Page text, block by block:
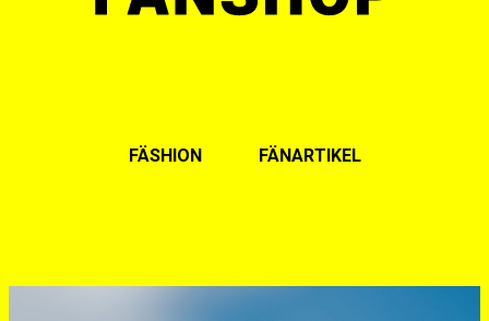
FÄSHION FÄNARTIKEL